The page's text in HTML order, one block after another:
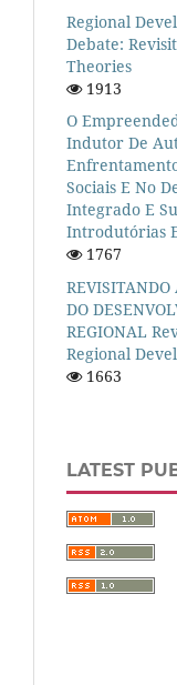
Regional
Debate:
Theories
1913
O
Indutor De
Sociais E No
Integrado E
Introdutórias
1767
REVISITANDO
DO
REGIONAL
Regional
1663
LATEST